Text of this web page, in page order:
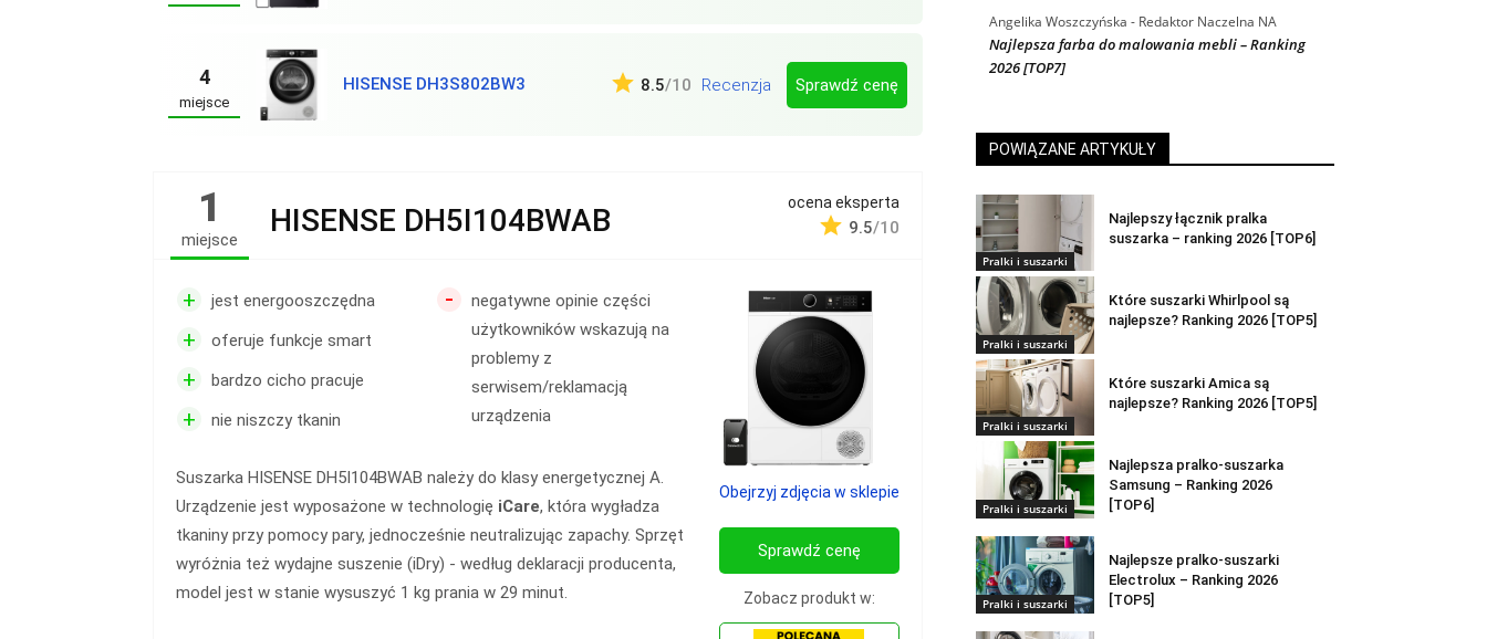
4
miejsce
HISENSE DH3S802BW3 8.5/10 Recenzja Sprawdź cenę
1
miejsce
HISENSE DH5I104BWAB ocena eksperta
9.5/10
+ jest energooszczędna
+ oferuje funkcje smart
+ bardzo cicho pracuje
+ nie niszczy tkanin
-
negatywne opinie części
użytkowników wskazują na
problemy z
serwisem/reklamacją
urządzenia
Suszarka HISENSE DH5I104BWAB należy do klasy energetycznej A.
Urządzenie jest wyposażone w technologię iCare, która wygładza
tkaniny przy pomocy pary, jednocześnie neutralizując zapachy. Sprzęt
wyróżnia też wydajne suszenie (iDry) - według deklaracji producenta,
model jest w stanie wysuszyć 1 kg prania w 29 minut.
Obejrzyj zdjęcia w sklepie
Sprawdź cenę
Zobacz produkt w:
Angelika Woszczyńska - Redaktor Naczelna NA
Najlepsza farba do malowania mebli – Ranking
2026 [TOP7]
POWIĄZANE ARTYKUŁY
Pralki i suszarki
Najlepszy łącznik pralka
suszarka – ranking 2026 [TOP6]
Pralki i suszarki
Które suszarki Whirlpool są
najlepsze? Ranking 2026 [TOP5]
Pralki i suszarki
Które suszarki Amica są
najlepsze? Ranking 2026 [TOP5]
Pralki i suszarki
Najlepsza pralko-suszarka
Samsung – Ranking 2026
[TOP6]
Pralki i suszarki
Najlepsze pralko-suszarki
Electrolux – Ranking 2026
[TOP5]